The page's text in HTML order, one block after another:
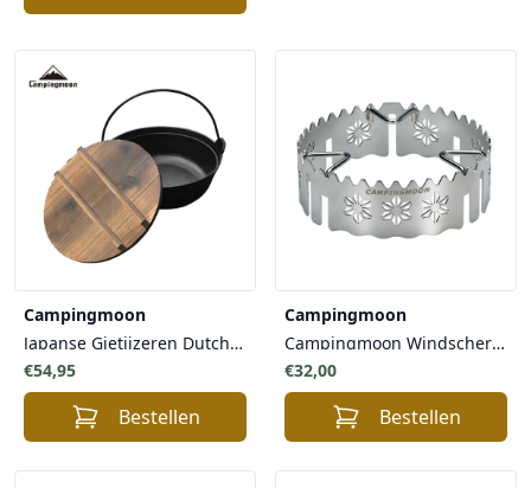
Campingmoon
Japanse Gietijzeren Dutch Oven braadpan 29cm
€54,95
Bestellen
Campingmoon
Campingmoon Windscherm Roestvrij Staal voor Kooktoestellen gasbranders - ideaal voor Buitenliefhebbers
€32,00
Bestellen